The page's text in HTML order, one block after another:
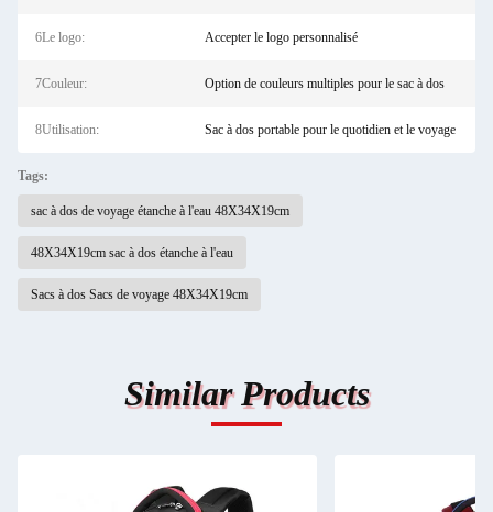
6Le logo: Accepter le logo personnalisé
7Couleur: Option de couleurs multiples pour le sac à dos
8Utilisation: Sac à dos portable pour le quotidien et le voyage
Tags:
sac à dos de voyage étanche à l'eau 48X34X19cm
48X34X19cm sac à dos étanche à l'eau
Sacs à dos Sacs de voyage 48X34X19cm
Similar Products